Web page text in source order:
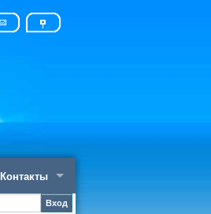
Контакты
Вход